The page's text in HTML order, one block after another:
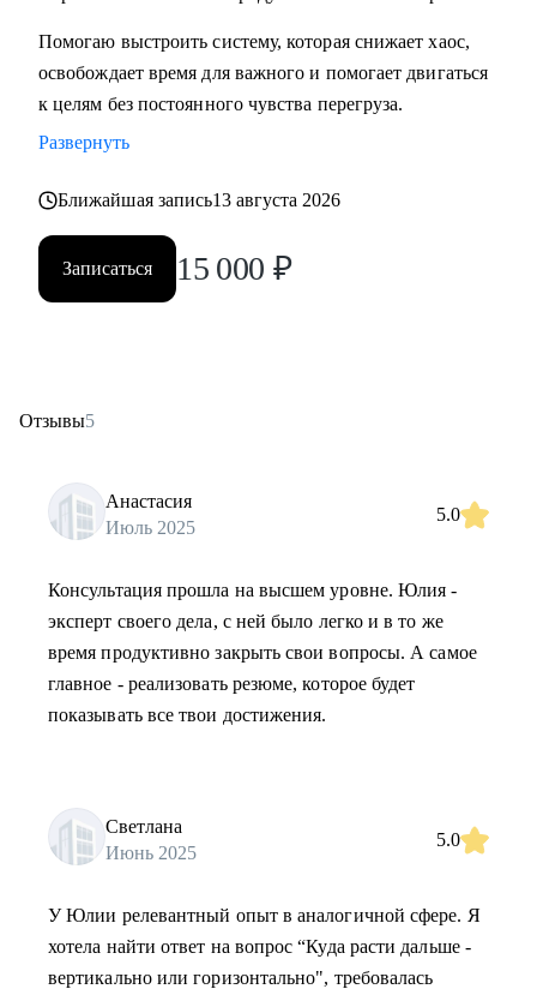
Помогаю выстроить систему, которая снижает хаос,
освобождает время для важного и помогает двигаться
к целям без постоянного чувства перегруза.
Развернуть
Ближайшая запись13 августа 2026
Записаться 15 000 ₽
Отзывы5
Анастасия
Июль 2025
5.0
Консультация прошла на высшем уровне. Юлия -
эксперт своего дела, с ней было легко и в то же
время продуктивно закрыть свои вопросы. А самое
главное - реализовать резюме, которое будет
показывать все твои достижения.
Светлана
Июнь 2025
5.0
У Юлии релевантный опыт в аналогичной сфере. Я
хотела найти ответ на вопрос “Куда расти дальше -
вертикально или горизонтально", требовалась